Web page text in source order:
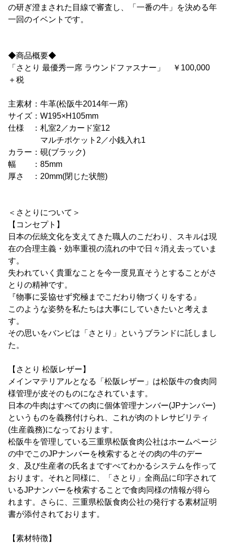
の研ぎ澄まされた目線で審査し、「一番の牛」を決める年
一回のイベントです。
◆商品概要◆
「さとり 最優秀一席 ラウンドファスナー」 ￥100,000
＋税
主素材：牛革(松阪牛2014年一席)
サイズ：W195×H105mm
仕様 ：札室2／カード室12
マルチポケット2／小銭入れ1
カラー：硯(ブラック)
幅 ：85mm
厚さ ：20mm(閉じた状態)
＜さとりについて＞
【コンセプト】
日本の伝統文化を支えてきた職人のこだわり、スキルは現
在の合理主義・効率重視の流れの中で日々消え去っていま
す。
失われていく貴重なことを今一度見直そうとすることがさ
とりの精神です。
『物事に妥協せず究極までこだわり物づくりをする』
このような姿勢を私たちは大事にしていきたいと考えま
す。
その思いをバンビは「さとり」というブランドに託しまし
た。
【さとり 松阪レザー】
メインマテリアルとなる「松阪レザー」は松阪牛の食肉同
様管理が皮そのものになされています。
日本の牛肉はすべての肉に個体管理ナンバー(JPナンバー)
というものを義務付けられ、これが肉のトレサビリティ
(生産義務)になっております。
松阪牛を管理している三重県松阪食肉公社はホームページ
の中でこのJPナンバーを検索するとその肉の牛のデー
タ、及び生産者の氏名まですべてわかるシステムを作って
おります。それと同様に、「さとり」全商品に印字されて
いるJPナンバーを検索することで食肉同様の情報が得ら
れます。さらに、三重県松阪食肉公社の発行する素材証明
書が添付されております。
【素材特徴】